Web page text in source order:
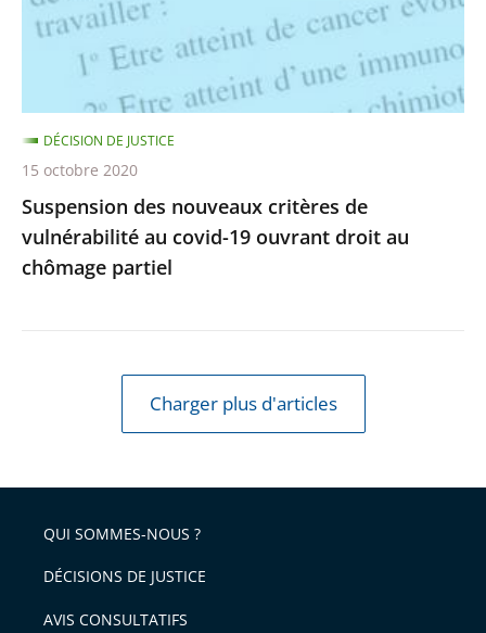
au
ouvrant
droit
au
chômage
partiel
Suspension des nouveaux critères de
vulnérabilité au covid-19 ouvrant droit au
chômage partiel
DÉCISION DE JUSTICE
15 octobre 2020
Charger plus d'articles
QUI SOMMES-NOUS ?
DÉCISIONS DE JUSTICE
AVIS CONSULTATIFS